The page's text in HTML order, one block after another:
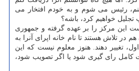
رئیس می شوم و به خودم افتخار می
تجلیل خواهیم کرد، باشه؟
این مرکز را بر عهده گرفته و جمهوری
در تلاش هستند تا نام خانه اپرای آنرا به
اول، تغییر دهند. هنوز معلوم نیست که این
کامل رای گیری شود یا اگر تصویب شود،